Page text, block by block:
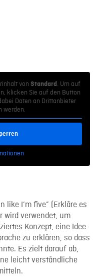
von Standard . Um auf
klicken Sie auf den Button
Daten an Drittanbieter
werden.
like I’m five” (Erkläre es
wird verwendet, um
Konzept, eine Idee
zu erklären, so dass
Es zielt darauf ab,
leicht verständliche